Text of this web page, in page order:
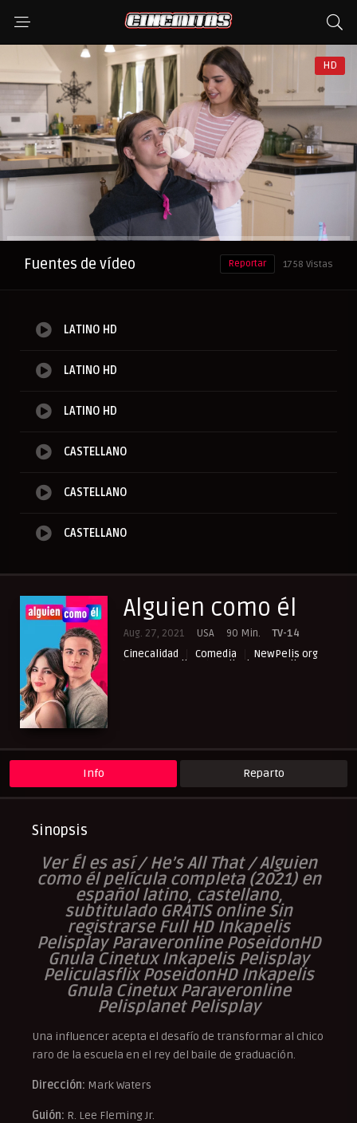
HD
Anuncio
Fuentes de vídeo 1758 Vistas
Reportar
LATINO HD
LATINO HD
LATINO HD
CASTELLANO
CASTELLANO
CASTELLANO
Alguien como él
Aug. 27, 2021 USA 90 Min.
TV-14
Cinecalidad
Comedia
NewPelis org
Paraveronline
Peliculas Castellano
Info Reparto
Sinopsis
Ver Él es así / He’s All That / Alguien
como él película completa (2021) en
español latino, castellano,
subtitulado GRATIS online Sin
registrarse Full HD Inkapelis
Pelisplay Paraveronline PoseidonHD
Gnula Cinetux Inkapelis Pelisplay
Peliculasflix PoseidonHD Inkapelis
Gnula Cinetux Paraveronline
Pelisplanet Pelisplay
Una influencer acepta el desafío de transformar al chico
raro de la escuela en el rey del baile de graduación.
Dirección: Mark Waters
Guión: R. Lee Fleming Jr.